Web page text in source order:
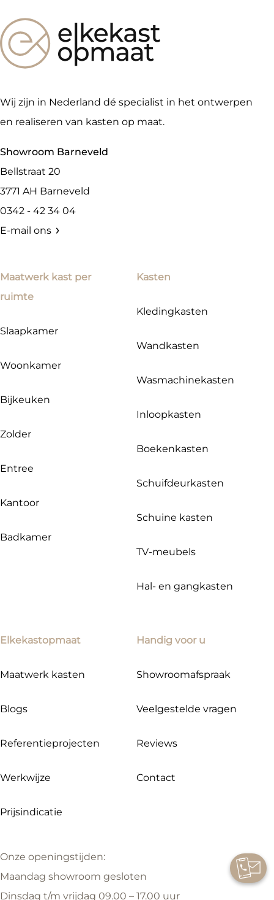
Wij zijn in Nederland dé specialist in het ontwerpen
en realiseren van kasten op maat.
Showroom Barneveld
Bellstraat 20
3771 AH Barneveld
0342 - 42 34 04
E-mail ons
Maatwerk kast per
ruimte
Slaapkamer
Woonkamer
Bijkeuken
Zolder
Entree
Kantoor
Badkamer
Kasten
Kledingkasten
Wandkasten
Wasmachinekasten
Inloopkasten
Boekenkasten
Schuifdeurkasten
Schuine kasten
TV-meubels
Hal- en gangkasten
Elkekastopmaat
Maatwerk kasten
Blogs
Referentieprojecten
Werkwijze
Prijsindicatie
Handig voor u
Showroomafspraak
Veelgestelde vragen
Reviews
Contact
Onze openingstijden:
Maandag showroom gesloten
Dinsdag t/m vrijdag 09.00 – 17.00 uur